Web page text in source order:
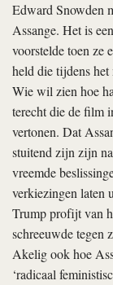
Edward Snowden
Assange. Het is
voorstelde toen ze
held die tijdens
Wie wil zien hoe
terecht die de film
vertonen. Dat
stuitend zijn zijn
vreemde
verkiezingen laten
Trump profijt van
schreeuwde tegen
Akelig ook hoe
‘radicaal